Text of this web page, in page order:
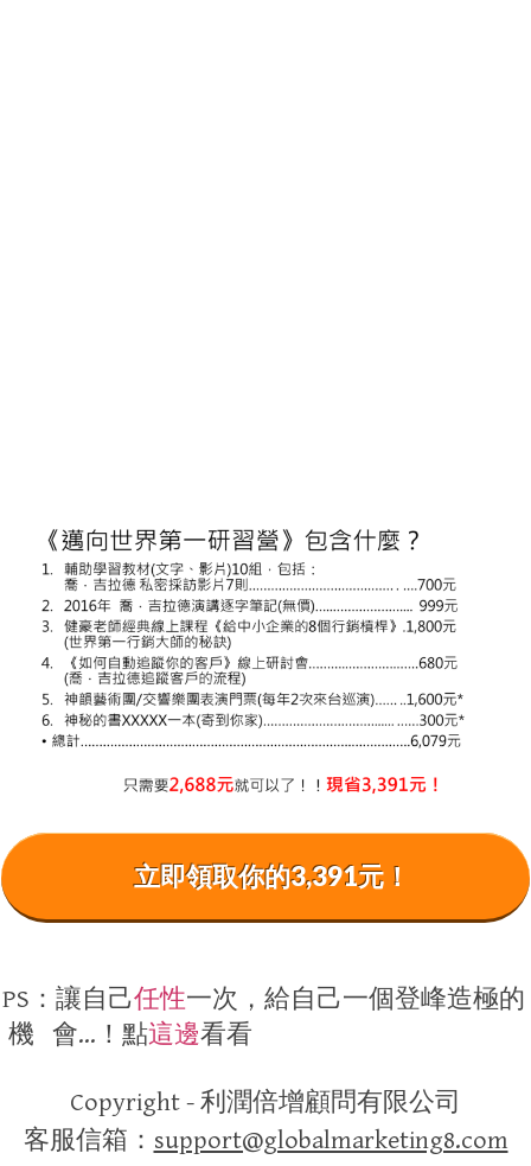
立即領取你的3,391元！
​PS：讓自己任性一次，給自己一個登峰造極的
機 會…！點這邊看看
Copyright - 利潤倍增顧問有限公司
​客服信箱： support@globalmarketing8.com